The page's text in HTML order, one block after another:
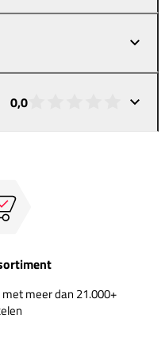
0,0
meer dan 21.000+